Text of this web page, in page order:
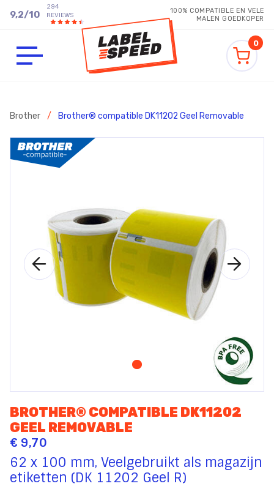
9,2/10
294
REVIEWS
100% COMPATIBLE EN VELE
MALEN GOEDKOPER
0
Brother / Brother® compatible DK11202 Geel Removable
BROTHER® COMPATIBLE DK11202
GEEL REMOVABLE
€ 9,70
62 x 100 mm, Veelgebruikt als magazijn
etiketten (DK 11202 Geel R)